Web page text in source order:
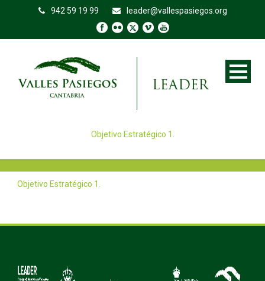
942 59 19 99 leader@vallespasiegos.org
Objetivo Estratégico 1.
Objetivo Estratégico 1.